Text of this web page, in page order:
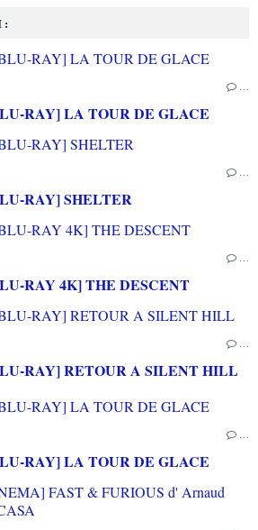
:
…
RAY] LA TOUR DE GLACE
…
RAY] SHELTER
…
RAY 4K] THE DESCENT
…
RAY] RETOUR A SILENT HILL
…
RAY] LA TOUR DE GLACE